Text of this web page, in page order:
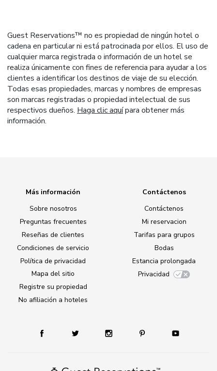
Guest Reservations™ no es propiedad de ningún hotel o
cadena en particular ni está patrocinada por ellos. El uso de
cualquier marca registrada o información de un hotel se
realiza únicamente con fines de referencia para ayudar a los
clientes a identificar los destinos de viaje de su elección.
Todas esas propiedades, marcas y nombres de empresas
son marcas registradas o propiedad intelectual de sus
respectivos dueños. Haga clic aquípara obtener más
información.
Más información
Sobre nosotros
Preguntas frecuentes
Reseñas de clientes
Condiciones de servicio
Política de privacidad
Mapa del sitio
Registre su propiedad
No afiliación a hoteles
Contáctenos
Contáctenos
Mi reservacion
Tarifas para grupos
Bodas
Estancia prolongada
Privacidad